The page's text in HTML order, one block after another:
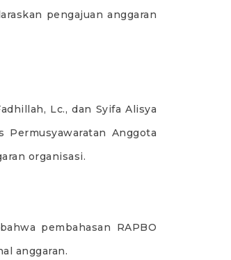
pengajuan anggaran
Lc., dan Syifa Alisya
Anggota
organisasi.
pembahasan RAPBO
anggaran.